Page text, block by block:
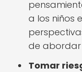
a los niños
de abordar
Tomar